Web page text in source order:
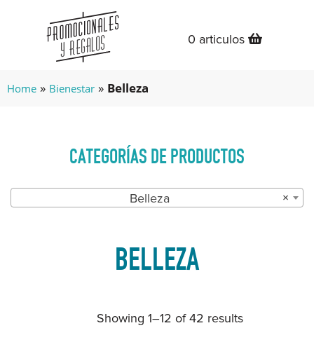
0 articulos
Home » Bienestar » Belleza
CATEGORÍAS DE PRODUCTOS
×
Belleza
BELLEZA
Showing 1–12 of 42 results